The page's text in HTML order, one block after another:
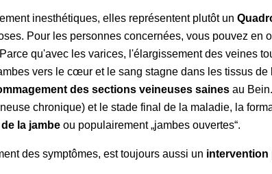
inesthétiques, elles représentent plutôt un
Pour les personnes concernées, vous pouvez en
qu'avec les varices, l'élargissement des veines
vers le cœur et le sang stagne dans les tissus
des sections veineuses saines au
chronique) et le stade final de la maladie, la
la jambe ou populairement „jambes ouvertes“.
des symptômes, est toujours aussi un intervention